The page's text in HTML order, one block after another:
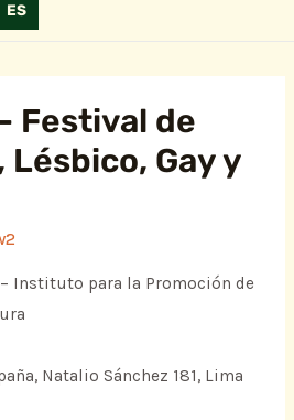
ES
Festival de
Lésbico, Gay y
Instituto para la Promoción de
Natalio Sánchez 181, Lima